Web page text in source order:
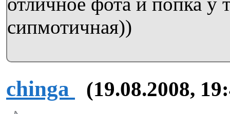
сипмотичная))
chinga (19.08.2008,